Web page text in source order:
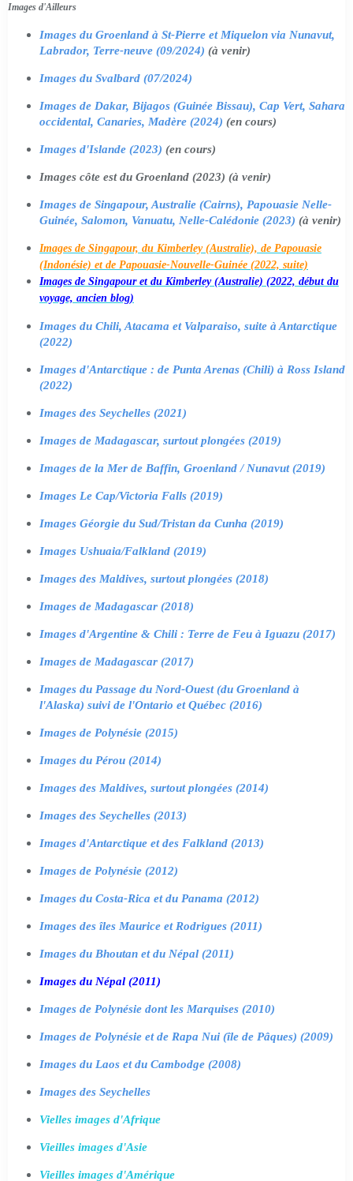
Images d'Ailleurs
Images du Groenland à St-Pierre et Miquelon via Nunavut,
Labrador, Terre-neuve (09/2024) (à venir)
Images du Svalbard (07/2024)
Images de Dakar, Bijagos (Guinée Bissau), Cap Vert, Sahara
occidental, Canaries, Madère (2024) (en cours)
Images d'Islande (2023) (en cours)
Images côte est du Groenland (2023) (à venir)
Images de Singapour, Australie (Cairns), Papouasie Nelle-
Guinée, Salomon, Vanuatu, Nelle-Calédonie (2023) (à venir)
Images de Singapour, du Kimberley (Australie), de Papouasie
(Indonésie) et de Papouasie-Nouvelle-Guinée (2022, suite)
Images de Singapour et du Kimberley (Australie) (2022, début du
voyage, ancien blog)
Images du Chili, Atacama et Valparaiso, suite à Antarctique
(2022)
Images d'Antarctique : de Punta Arenas (Chili) à Ross Island
(2022)
Images des Seychelles (2021)
Images de Madagascar, surtout plongées (2019)
Images de la Mer de Baffin, Groenland / Nunavut (2019)
Images Le Cap/Victoria Falls (2019)
Images Géorgie du Sud/Tristan da Cunha (2019)
Images Ushuaia/Falkland (2019)
Images des Maldives, surtout plongées (2018)
Images de Madagascar (2018)
Images d'Argentine & Chili : Terre de Feu à Iguazu (2017)
Images de Madagascar (2017)
Images du Passage du Nord-Ouest (du Groenland à
l'Alaska) suivi de l'Ontario et Québec (2016)
Images de Polynésie (2015)
Images du Pérou (2014)
Images des Maldives, surtout plongées (2014)
Images des Seychelles (2013)
Images d'Antarctique et des Falkland (2013)
Images de Polynésie (2012)
Images du Costa-Rica et du Panama (2012)
Images des îles Maurice et Rodrigues (2011)
Images du Bhoutan et du Népal (2011)
Images du Népal (2011)
Images de Polynésie dont les Marquises (2010)
Images de Polynésie et de Rapa Nui (île de Pâques) (2009)
Images du Laos et du Cambodge (2008)
Images des Seychelles
Vielles images d'Afrique
Vieilles images d'Asie
Vieilles images d'Amérique